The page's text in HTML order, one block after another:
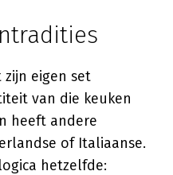
eigen set
van die keuken
heeft andere
of Italiaanse.
hetzelfde: